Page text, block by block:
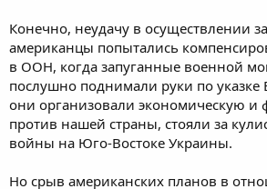
Конечно, неудачу в осуществлении
американцы попытались
в ООН, когда запуганные военной
послушно поднимали руки по указке
они организовали экономическую
против нашей страны, стояли за
войны на Юго-Востоке Украины.
Но срыв американских планов в